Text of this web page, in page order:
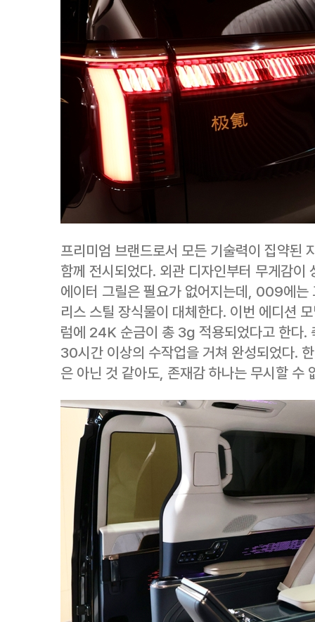
프리미엄 브랜드로서 모든 기술력이 집약된
함께 전시되었다. 외관 디자인부터 무게감이
에이터 그릴은 필요가 없어지는데, 009에는
리스 스틸 장식물이 대체한다. 이번 에디션
럼에 24K 순금이 총 3g 적용되었다고 한다.
30시간 이상의 수작업을 거쳐 완성되었다.
은 아닌 것 같아도, 존재감 하나는 무시할 수